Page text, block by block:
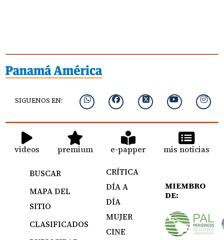
SIGUENOS EN:
videos premium e-papper mis noticias
BUSCAR
MAPA DEL
SITIO
CLASIFICADOS
CRÍTICA
DÍA A
DÍA
MUJER
CINE
MIEMBRO
DE: